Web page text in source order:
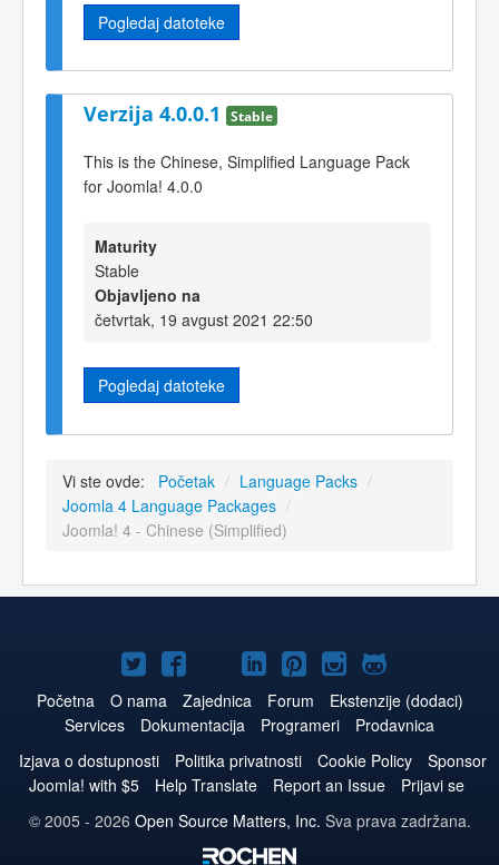
Pogledaj datoteke
Verzija 4.0.0.1 Stable
This is the Chinese, Simplified Language Pack
for Joomla! 4.0.0
Maturity
Stable
Objavljeno na
četvrtak, 19 avgust 2021 22:50
Pogledaj datoteke
Vi ste ovde: Početak / Language Packs /
Joomla 4 Language Packages /
Joomla! 4 - Chinese (Simplified)
Joomla!
na
Twitteru
Joomla!
na
Facebooku
Joomla!
na
YouTube
Joomla!
naLinkedIn
Joomla!
na
Pinterest
Joomla!
na
Instagram
Joomla!
na
GitHub
Početna O nama Zajednica Forum
Ekstenzije (dodaci)
Services
Dokumentacija Programeri
Prodavnica
Izjava o dostupnosti
Politika privatnosti Cookie Policy
Sponsor
Joomla! with $5
Help Translate Report an Issue
Prijavi se
© 2005 - 2026 Open Source Matters, Inc. Sva prava zadržana.